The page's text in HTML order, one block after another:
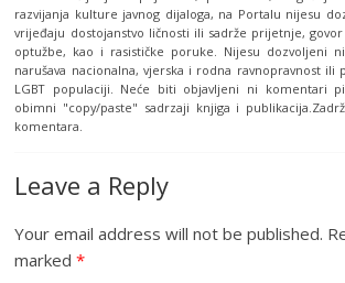
razvijanja kulture javnog dijaloga, na Portalu nijesu
vrijeđaju dostojanstvo ličnosti ili sadrže prijetnje,
optužbe, kao i rasističke poruke. Nijesu dozvoljeni
narušava nacionalna, vjerska i rodna ravnopravnost ili
LGBT populaciji. Neće biti objavljeni ni komentari
obimni "copy/paste" sadrzaji knjiga i
komentara.
Leave a Reply
Your email address will not be published.
marked*